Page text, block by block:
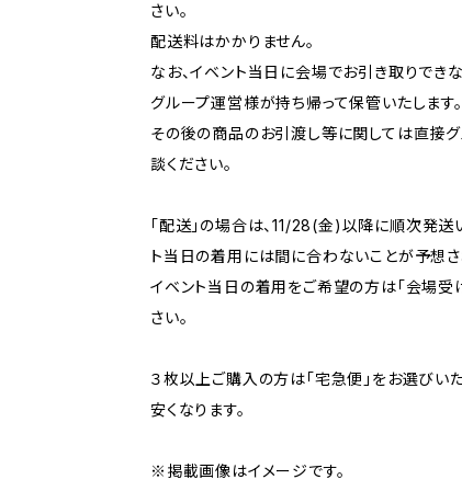
さい。
配送料はかかりません。
なお、イベント当日に会場でお引き取りでき
グループ運営様が持ち帰って保管いたします。
その後の商品のお引渡し等に関しては直接
談ください。
「配送」の場合は、11/28(金)以降に順次発送
ト当日の着用には間に合わないことが予想さ
イベント当日の着用をご希望の方は「会場受
さい。
３枚以上ご購入の方は「宅急便」をお選び
安くなります。
※掲載画像はイメージです。